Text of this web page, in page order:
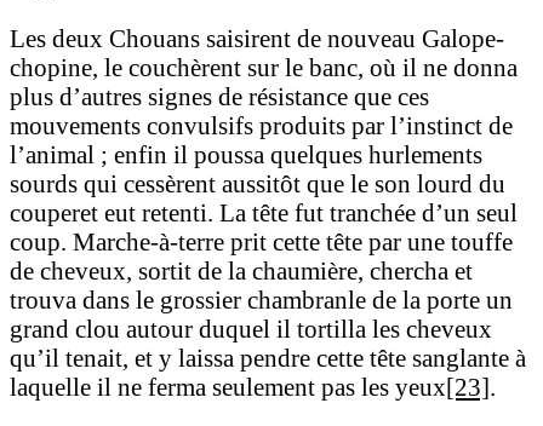
Les deux Chouans saisirent de nouveau Galope-
chopine, le couchèrent sur le banc, où il ne donna
plus d’autres signes de résistance que ces
mouvements convulsifs produits par l’instinct de
l’animal ; enfin il poussa quelques hurlements
sourds qui cessèrent aussitôt que le son lourd du
couperet eut retenti. La tête fut tranchée d’un seul
coup. Marche-à-terre prit cette tête par une touffe
de cheveux, sortit de la chaumière, chercha et
trouva dans le grossier chambranle de la porte un
grand clou autour duquel il tortilla les cheveux
qu’il tenait, et y laissa pendre cette tête sanglante à
laquelle il ne ferma seulement pas les yeux[23].